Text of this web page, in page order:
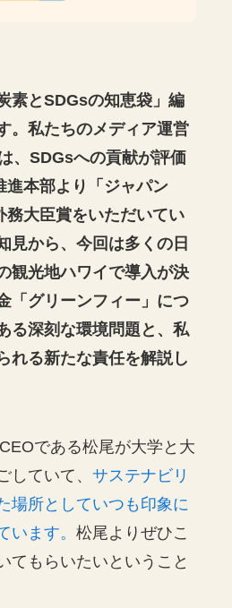
素とSDGsの知恵袋」編
。私たちのメディア運営
、SDGsへの貢献が評価
進本部より「ジャパン
務大臣賞をいただいてい
見から、今回は多くの日
観光地ハワイで導入が決
「グリーンフィー」につ
る深刻な環境問題と、私
れる新たな責任を解説し
である松尾が大学と大
していて、サステナビリ
場所としていつも印象に
います。松尾よりぜひこ
てもらいたいということ